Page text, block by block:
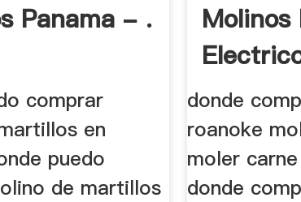
Panama - .
comprar
en
puedo
de martillos
Molinos
donde
roanoke
moler
donde